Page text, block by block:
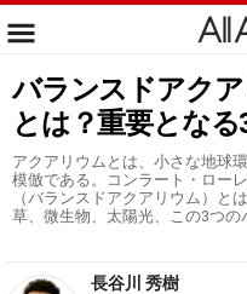
バランスドアクア
とは？重要とな
アクアリウムとは、小さな地球
模倣である。コンラート・ロー
（バランスドアクアリウム）と
草、微生物、太陽光、この3つの
長谷川 秀樹